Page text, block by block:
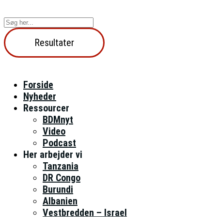
til
indhold
Search
...
Resultater
Forside
Nyheder
Ressourcer
BDMnyt
Video
Podcast
Her arbejder vi
Tanzania
DR Congo
Burundi
Albanien
Vestbredden – Israel